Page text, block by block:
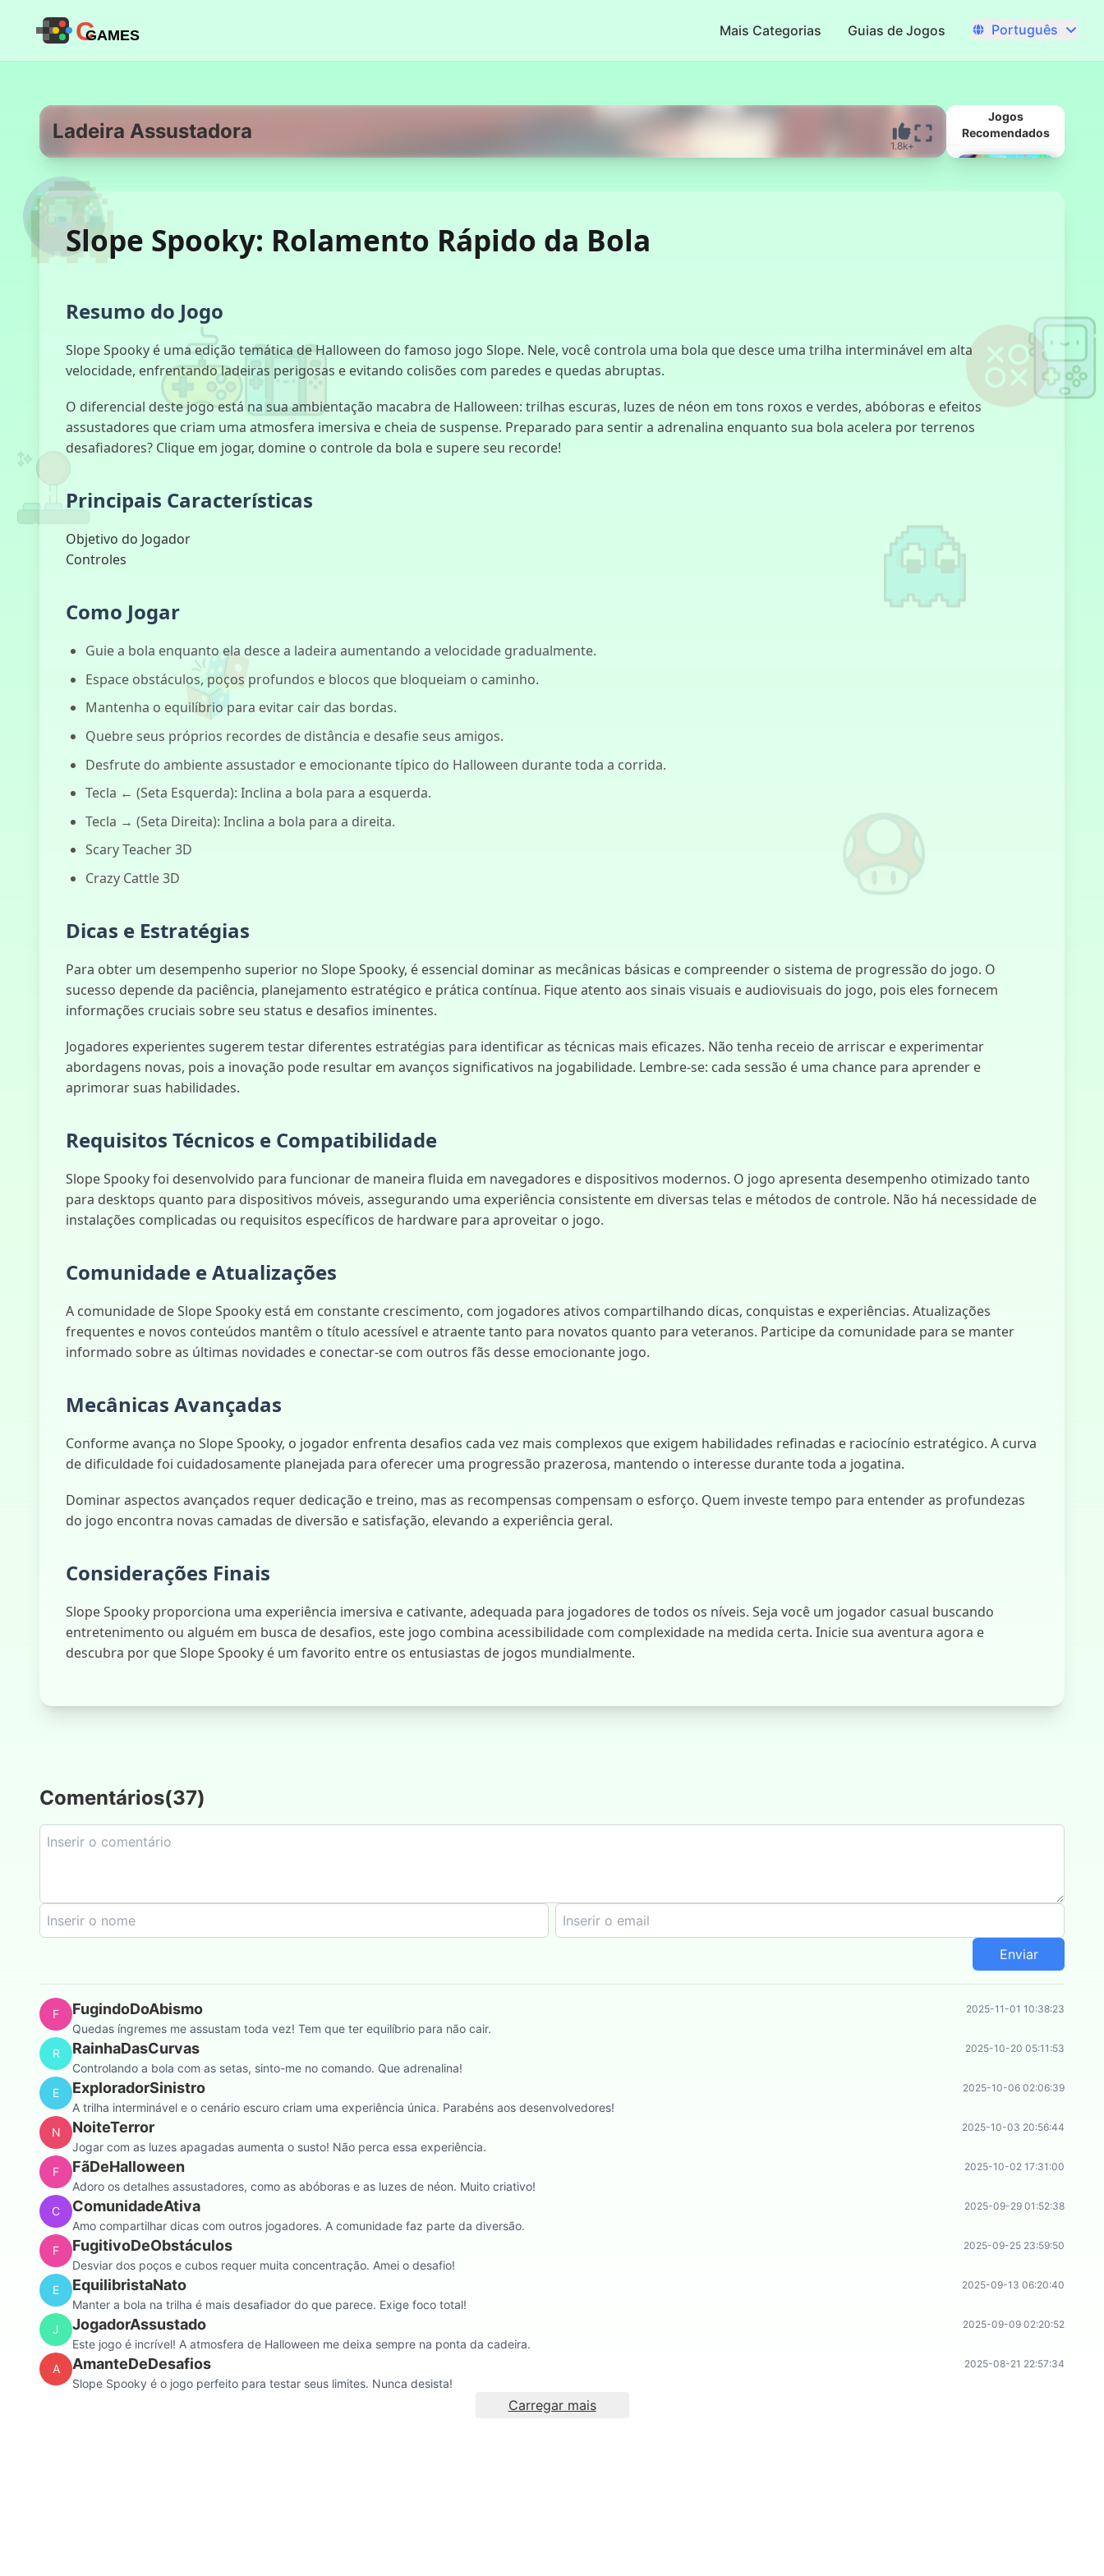
CGAMES Mais Categorias Guias de Jogos Português
Ladeira Assustadora
1.8k+
Jogos
Recomendados
Laboratório da
Loucura
Five Nights at
Geometry
Slope Spooky: Rolamento Rápido da Bola
Resumo do Jogo
Slope Spooky é uma edição temática de Halloween do famoso jogo Slope. Nele, você controla uma bola que desce uma trilha interminável em alta
velocidade, enfrentando ladeiras perigosas e evitando colisões com paredes e quedas abruptas.
O diferencial deste jogo está na sua ambientação macabra de Halloween: trilhas escuras, luzes de néon em tons roxos e verdes, abóboras e efeitos
assustadores que criam uma atmosfera imersiva e cheia de suspense. Preparado para sentir a adrenalina enquanto sua bola acelera por terrenos
desafiadores? Clique em jogar, domine o controle da bola e supere seu recorde!
Principais Características
Objetivo do Jogador
Controles
Como Jogar
Guie a bola enquanto ela desce a ladeira aumentando a velocidade gradualmente.
Espace obstáculos, poços profundos e blocos que bloqueiam o caminho.
Mantenha o equilíbrio para evitar cair das bordas.
Quebre seus próprios recordes de distância e desafie seus amigos.
Desfrute do ambiente assustador e emocionante típico do Halloween durante toda a corrida.
Tecla ← (Seta Esquerda): Inclina a bola para a esquerda.
Tecla → (Seta Direita): Inclina a bola para a direita.
Scary Teacher 3D
Crazy Cattle 3D
Dicas e Estratégias
Para obter um desempenho superior no Slope Spooky, é essencial dominar as mecânicas básicas e compreender o sistema de progressão do jogo. O
sucesso depende da paciência, planejamento estratégico e prática contínua. Fique atento aos sinais visuais e audiovisuais do jogo, pois eles fornecem
informações cruciais sobre seu status e desafios iminentes.
Jogadores experientes sugerem testar diferentes estratégias para identificar as técnicas mais eficazes. Não tenha receio de arriscar e experimentar
abordagens novas, pois a inovação pode resultar em avanços significativos na jogabilidade. Lembre-se: cada sessão é uma chance para aprender e
aprimorar suas habilidades.
Requisitos Técnicos e Compatibilidade
Slope Spooky foi desenvolvido para funcionar de maneira fluida em navegadores e dispositivos modernos. O jogo apresenta desempenho otimizado tanto
para desktops quanto para dispositivos móveis, assegurando uma experiência consistente em diversas telas e métodos de controle. Não há necessidade de
instalações complicadas ou requisitos específicos de hardware para aproveitar o jogo.
Comunidade e Atualizações
A comunidade de Slope Spooky está em constante crescimento, com jogadores ativos compartilhando dicas, conquistas e experiências. Atualizações
frequentes e novos conteúdos mantêm o título acessível e atraente tanto para novatos quanto para veteranos. Participe da comunidade para se manter
informado sobre as últimas novidades e conectar-se com outros fãs desse emocionante jogo.
Mecânicas Avançadas
Conforme avança no Slope Spooky, o jogador enfrenta desafios cada vez mais complexos que exigem habilidades refinadas e raciocínio estratégico. A curva
de dificuldade foi cuidadosamente planejada para oferecer uma progressão prazerosa, mantendo o interesse durante toda a jogatina.
Dominar aspectos avançados requer dedicação e treino, mas as recompensas compensam o esforço. Quem investe tempo para entender as profundezas
do jogo encontra novas camadas de diversão e satisfação, elevando a experiência geral.
Considerações Finais
Slope Spooky proporciona uma experiência imersiva e cativante, adequada para jogadores de todos os níveis. Seja você um jogador casual buscando
entretenimento ou alguém em busca de desafios, este jogo combina acessibilidade com complexidade na medida certa. Inicie sua aventura agora e
descubra por que Slope Spooky é um favorito entre os entusiastas de jogos mundialmente.
Comentários(37)
Enviar
F FugindoDoAbismo 2025-11-01 10:38:23
Quedas íngremes me assustam toda vez! Tem que ter equilíbrio para não cair.
R
RainhaDasCurvas 2025-10-20 05:11:53
Controlando a bola com as setas, sinto-me no comando. Que adrenalina!
E
ExploradorSinistro 2025-10-06 02:06:39
A trilha interminável e o cenário escuro criam uma experiência única. Parabéns aos desenvolvedores!
N
NoiteTerror 2025-10-03 20:56:44
Jogar com as luzes apagadas aumenta o susto! Não perca essa experiência.
F
FãDeHalloween 2025-10-02 17:31:00
Adoro os detalhes assustadores, como as abóboras e as luzes de néon. Muito criativo!
C
ComunidadeAtiva 2025-09-29 01:52:38
Amo compartilhar dicas com outros jogadores. A comunidade faz parte da diversão.
F
FugitivoDeObstáculos 2025-09-25 23:59:50
Desviar dos poços e cubos requer muita concentração. Amei o desafio!
E
EquilibristaNato 2025-09-13 06:20:40
Manter a bola na trilha é mais desafiador do que parece. Exige foco total!
J
JogadorAssustado 2025-09-09 02:20:52
Este jogo é incrível! A atmosfera de Halloween me deixa sempre na ponta da cadeira.
A
AmanteDeDesafios 2025-08-21 22:57:34
Slope Spooky é o jogo perfeito para testar seus limites. Nunca desista!
Carregar mais